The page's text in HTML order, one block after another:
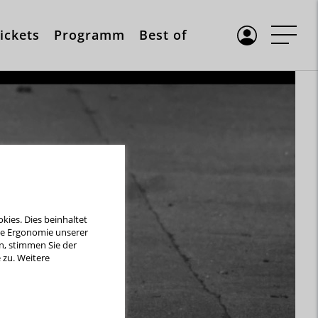
Programm Best of
Dies beinhaltet
Ergonomie unserer
stimmen Sie der
Weitere